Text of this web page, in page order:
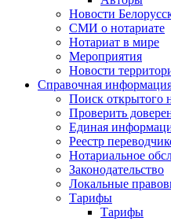
Новости
СМИ о нотариате
Нотариат в мире
Мероприятия
Новости
Справочная
Поиск открытого
Проверить
Единая
Реестр
Нотариальное
Законодательство
Локальные
Тарифы
Тарифы